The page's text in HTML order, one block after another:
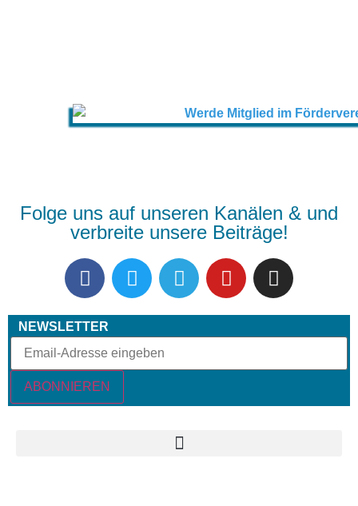
Folge uns auf unseren Kanälen & und
verbreite unsere Beiträge!
NEWSLETTER